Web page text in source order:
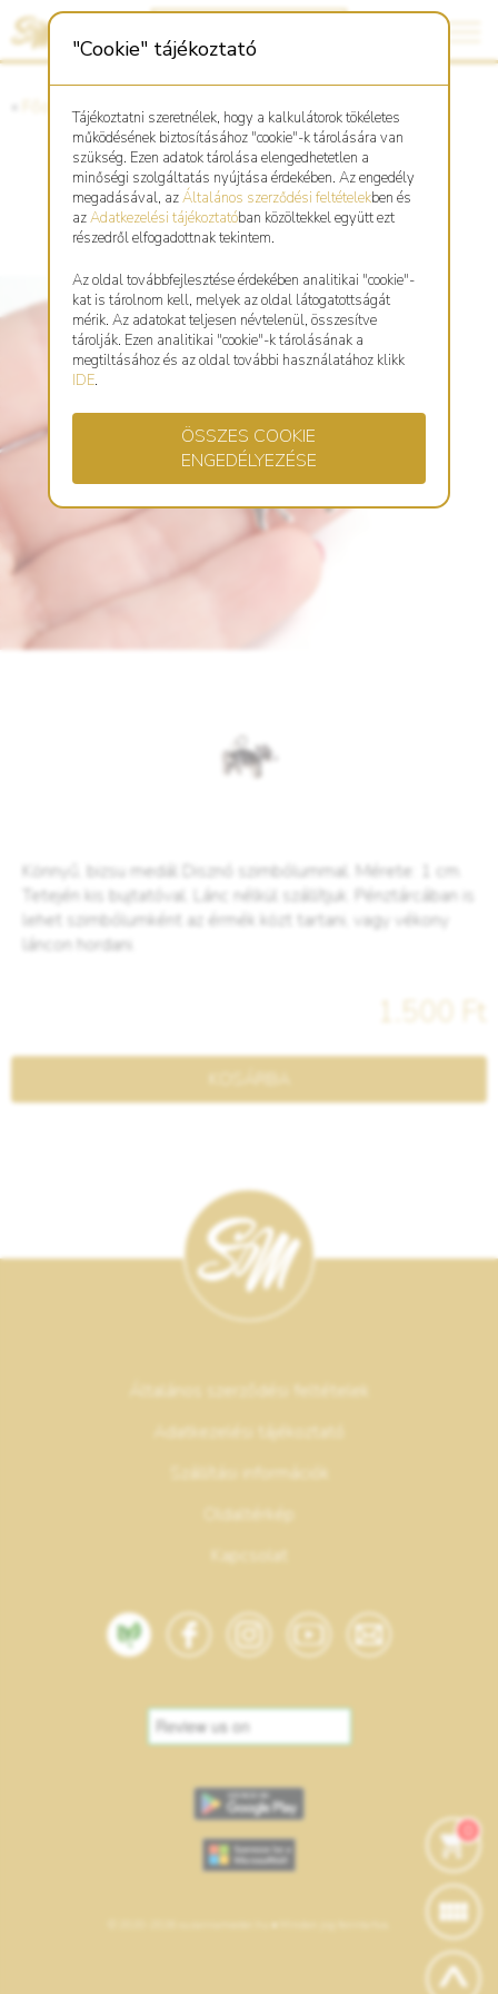
"Cookie" tájékoztató
Tájékoztatni szeretnélek, hogy a kalkulátorok tökéletes
működésének biztosításához "cookie"-k tárolására van
szükség. Ezen adatok tárolása elengedhetetlen a
minőségi szolgáltatás nyújtása érdekében. Az engedély
megadásával, azÁltalános szerződési feltételekben és
azAdatkezelési tájékoztatóban közöltekkel együtt ezt
részedről elfogadottnak tekintem.
Az oldal továbbfejlesztése érdekében analitikai "cookie"-
kat is tárolnom kell, melyek az oldal látogatottságát
mérik. Az adatokat teljesen névtelenül, összesítve
tárolják. Ezen analitikai "cookie"-k tárolásának a
megtiltásához és az oldal további használatához klikk
IDE.
ÖSSZES COOKIE
ENGEDÉLYEZÉSE
Főoldal«Asztro Shop
Bizsu Disznó medál
Könnyű, bizsu medál Disznó szimbólummal. Mérete: 1 cm.
Tetején kis bujtatóval. Lánc nélkül szállítjuk. Pénztárcában is
lehet szimbólumként az érmék közt tartani, vagy vékony
láncon hordani.
1.500 Ft
Általános szerződési feltételek
Adatkezelési tájékoztató
Szállítási információk
Oldaltérkép
Kapcsolat
© 2020-2026 suzannamester.hu • Minden jog fenntartva.